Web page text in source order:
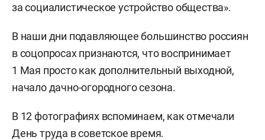
за социалистическое устройство общества».
В наши дни подавляющее большинство россиян
в соцопросах признаются, что воспринимает
1 Мая просто как дополнительный выходной,
начало дачно-огородного сезона.
В 12 фотографиях вспоминаем, как отмечали
День труда в советское время.